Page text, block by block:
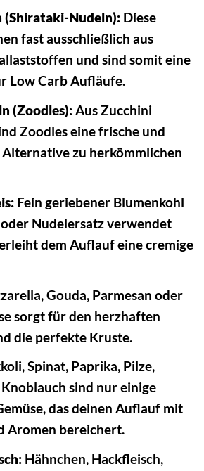
(Shirataki-Nudeln):Diese
fast ausschließlich aus
und sind somit eine
Low Carb Aufläufe.
(Zoodles):Aus Zucchini
Zoodles eine frische und
zu herkömmlichen
Fein geriebener Blumenkohl
oder Nudelersatz verwendet
dem Auflauf eine cremige
Gouda, Parmesan oder
sorgt für den herzhaften
die perfekte Kruste.
Spinat, Paprika, Pilze,
sind nur einige
das deinen Auflauf mit
Aromen bereichert.
Hähnchen, Hackfleisch,